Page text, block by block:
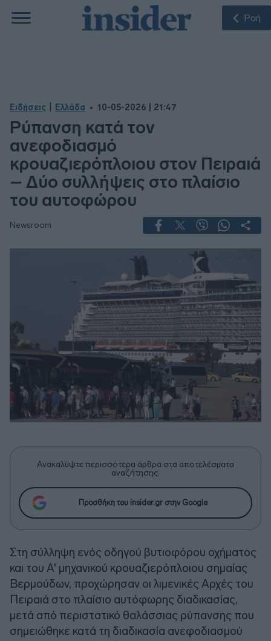
Ροή
Ειδήσεις Ελλάδα 10-05-2026 | 21:47
Ρύπανση κατά τον
ανεφοδιασμό
κρουαζιερόπλοιου στον Πειραιά
– Δύο συλλήψεις στο πλαίσιο
του αυτοφώρου
Newsroom
Ανακαλύψτε περισσότερα άρθρα στα αποτελέσματα
αναζήτησης.
Προσθήκη του insider.gr στην Google
Στη σύλληψη ενός οδηγού βυτιοφόρου οχήματος
και του Α' μηχανικού κρουαζιερόπλοιου σημαίας
Βερμούδων, προχώρησαν οι λιμενικές Αρχές του
Πειραιά στο πλαίσιο αυτόφωρης διαδικασίας,
μετά από περιστατικό θαλάσσιας ρύπανσης που
σημειώθηκε κατά τη διαδικασία ανεφοδιασμού